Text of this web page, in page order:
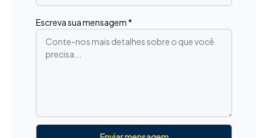
Escreva sua mensagem *